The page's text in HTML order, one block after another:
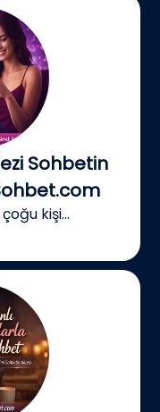
Sohbetin
kişi...